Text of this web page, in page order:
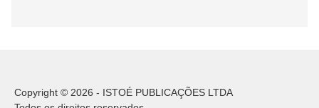
Copyright © 2026 - ISTOÉ PUBLICAÇÕES LTDA